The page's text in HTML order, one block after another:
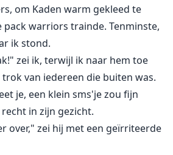
om Kaden warm gekleed te
warriors trainde. Tenminste,
ik stond.
zei ik, terwijl ik naar hem toe
van iedereen die buiten was.
je, een klein sms'je zou fijn
in zijn gezicht.
over," zei hij met een geïrriteerde